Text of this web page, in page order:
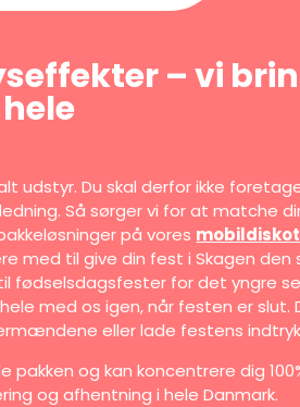
– vi
hele
udstyr. Du skal derfor ikke
Så sørger vi for at matche
på vores
med til give din fest i Skagen den
for det yngre
med os igen, når festen er slut.
eller lade festens
pakken og kan koncentrere dig
og afhentning i hele Danmark.